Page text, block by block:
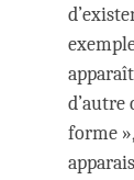
d’autre
forme